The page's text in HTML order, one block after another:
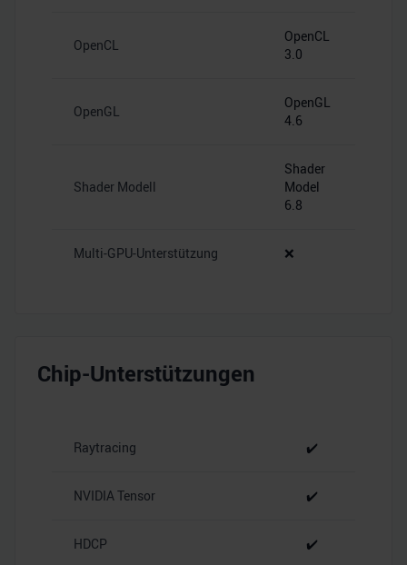
OpenCL
OpenCL
3.0
OpenGL
OpenGL
4.6
Shader Modell
Shader
Model
6.8
Multi-GPU-Unterstützung ❌
Chip-Unterstützungen
Raytracing ✔️
NVIDIA Tensor ✔️
HDCP ✔️